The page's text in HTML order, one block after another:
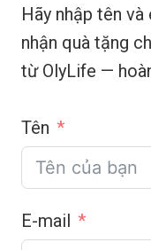
Hãy nhập tên
nhận quà tặng
từ OlyLife —
Tên
E-mail